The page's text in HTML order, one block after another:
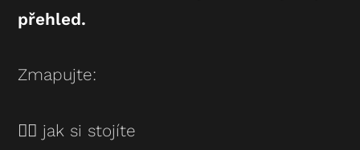
přehled.
Zmapujte:
👉🏻 jak si stojíte